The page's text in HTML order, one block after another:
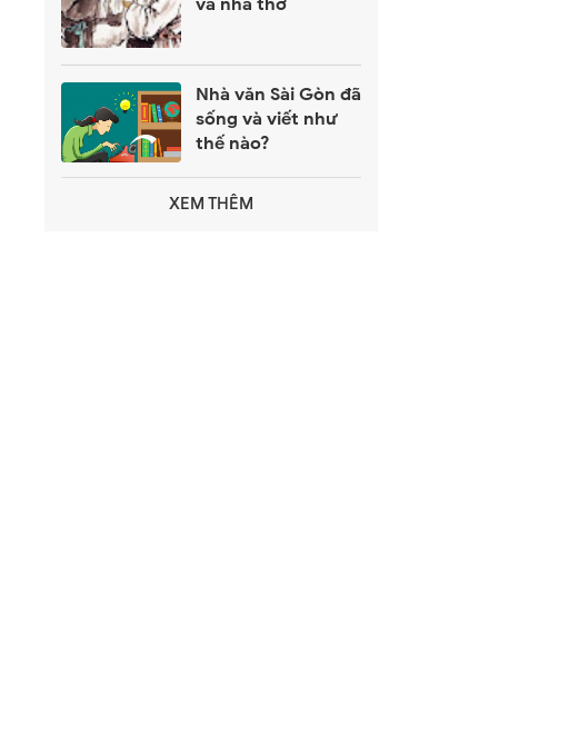
và nhà thơ
Nhà văn Sài Gòn đã
sống và viết như
thế nào?
XEM THÊM